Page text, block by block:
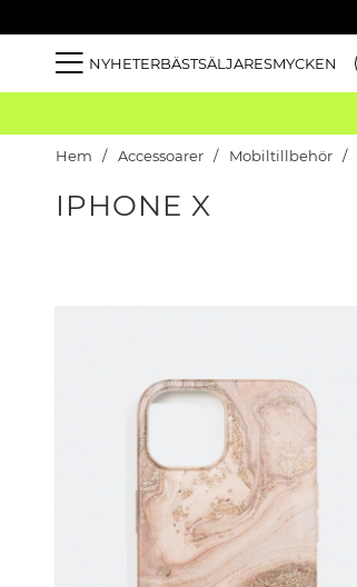
NYHETERBÄSTSÄLJARESMYCKEN
Hem Accessoarer Mobiltillbehör
IPHONE X